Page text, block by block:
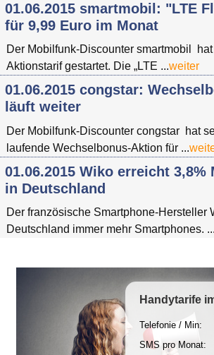
01.06.2015 smartmobil: "LTE
für 9,99 Euro im Monat
Der Mobilfunk-Discounter smartmobil
Aktionstarif gestartet. Die „LTE ...weiter
01.06.2015 congstar:
läuft weiter
Der Mobilfunk-Discounter congstar hat
laufende Wechselbonus-Aktion für ...
01.06.2015 Wiko erreicht 3,8%
in Deutschland
Der französische Smartphone-Hersteller
Deutschland immer mehr Smartphones. ...
Handytarife
Telefonie / Min:
SMS pro Monat: